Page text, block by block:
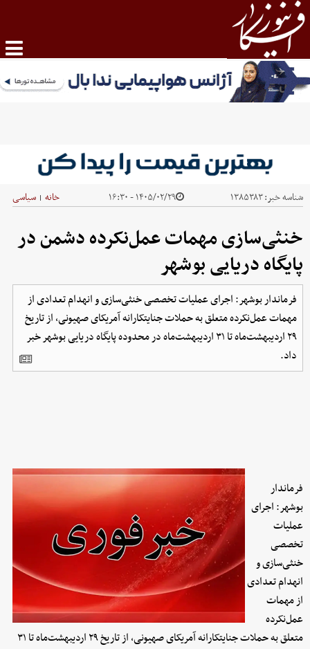
شناسه خبر:۱۳۸۵۳۸۳ ۱۴۰۵/۰۲/۲۹ - ۱۶:۳۰ خانه | سیاسی
خنثی‌سازی مهمات عمل‌نکرده دشمن در
پایگاه دریایی بوشهر
فرماندار بوشهر: اجرای عملیات تخصصی خنثی‌سازی و انهدام تعدادی از
مهمات عمل‌نکرده متعلق به حملات جنایتکارانه آمریکای صهیونی، از تاریخ
۲۹ اردیبهشت‌ماه تا ۳۱ اردیبهشت‌ماه در محدوده پایگاه دریایی بوشهر خبر
داد.
فرماندار
بوشهر: اجرای
عملیات
تخصصی
خنثی‌سازی و
انهدام تعدادی
از مهمات
عمل‌نکرده
متعلق به حملات جنایتکارانه آمریکای صهیونی، از تاریخ ۲۹ اردیبهشت‌ماه تا ۳۱